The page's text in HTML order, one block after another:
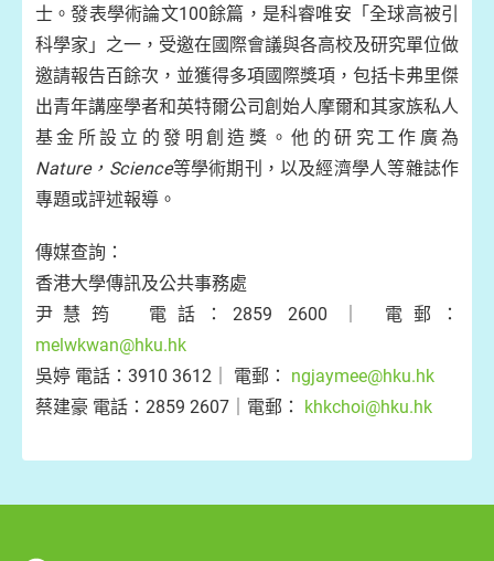
士。發表學術論文100餘篇，是科睿唯安「全球高被引
科學家」之一，受邀在國際會議與各高校及研究單位做
邀請報告百餘次，並獲得多項國際獎項，包括卡弗里傑
出青年講座學者和英特爾公司創始人摩爾和其家族私人
基金所設立的發明創造獎。他的研究工作廣為
Nature，Science等學術期刊，以及經濟學人等雜誌作
專題或評述報導。
傳媒查詢：
香港大學傳訊及公共事務處
尹慧筠 電話：2859 2600 ｜ 電郵：
melwkwan@hku.hk
吳婷 電話：3910 3612｜ 電郵： ngjaymee@hku.hk
蔡建豪 電話：2859 2607｜電郵： khkchoi@hku.hk